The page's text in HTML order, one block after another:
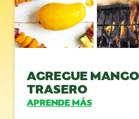
AGREGUE
TRASERO
APRENDE MÁS